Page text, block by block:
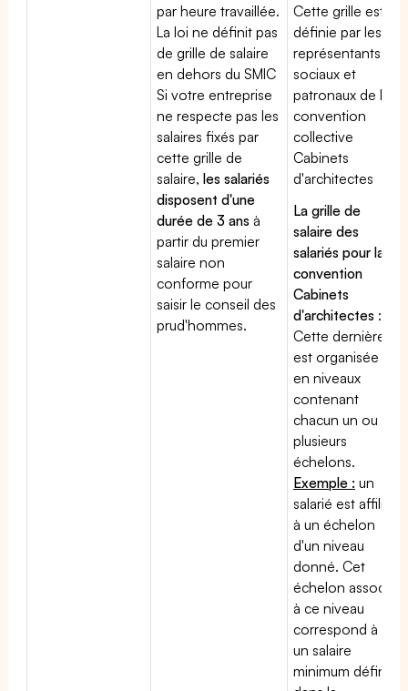
par heure travaillée.
La loi ne définit pas
de grille de salaire
en dehors du SMIC
Si votre entreprise
ne respecte pas les
salaires fixés par
cette grille de
salaire,les salariés
disposent d'une
durée de 3 ans à
partir du premier
salaire non
conforme pour
saisir le conseil des
prud'hommes.
Cette grille est
définie par les
représentants
sociaux et
patronaux de la
convention
collective
Cabinets
d'architectes
La grille de
salaire des
salariés pour la
convention
Cabinets
d'architectes :
Cette dernière
est organisée
en niveaux
contenant
chacun un ou
plusieurs
échelons.
Exemple : un
salarié est affilié
à un échelon
d'un niveau
donné. Cet
échelon associé
à ce niveau
correspond à
un salaire
minimum défini